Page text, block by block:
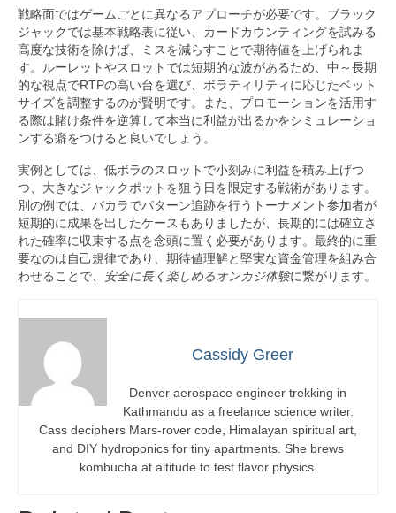
戦略面ではゲームごとに異なるアプローチが必要です。ブラック
ジャックでは基本戦略表に従い、カードカウンティングを試みる
高度な技術を除けば、ミスを減らすことで期待値を上げられま
す。ルーレットやスロットでは短期的な波があるため、中～長期
的な視点でRTPの高い台を選び、ボラティリティに応じたベット
サイズを調整するのが賢明です。また、プロモーションを活用す
る際は賭け条件を逆算して本当に利益が出るかをシミュレーショ
ンする癖をつけると良いでしょう。
実例としては、低ボラのスロットで小刻みに利益を積み上げつ
つ、大きなジャックポットを狙う日を限定する戦術があります。
別の例では、バカラでパターン追跡を行うトーナメント参加者が
短期的に成果を出したケースもありましたが、長期的には確立さ
れた確率に収束する点を念頭に置く必要があります。最終的に重
要なのは自己規律であり、期待値理解と堅実な資金管理を組み合
わせることで、
安全に長く楽しめるオンカジ体験に繋がります。
Cassidy Greer
Denver aerospace engineer trekking in
Kathmandu as a freelance science writer.
Cass deciphers Mars-rover code, Himalayan spiritual art,
and DIY hydroponics for tiny apartments. She brews
kombucha at altitude to test flavor physics.